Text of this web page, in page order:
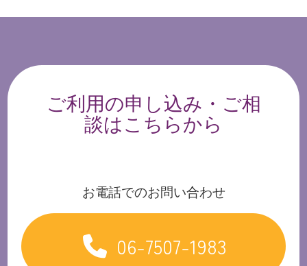
ご利用の申し込み・ご相
談はこちらから
お電話でのお問い合わせ
06-7507-1983